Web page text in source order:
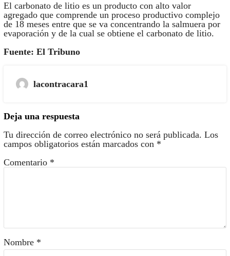
El carbonato de litio es un producto con alto valor
agregado que comprende un proceso productivo complejo
de 18 meses entre que se va concentrando la salmuera por
evaporación y de la cual se obtiene el carbonato de litio.
Fuente: El Tribuno
lacontracara1
Deja una respuesta
Tu dirección de correo electrónico no será publicada. Los
campos obligatorios están marcados con *
Comentario *
Nombre *